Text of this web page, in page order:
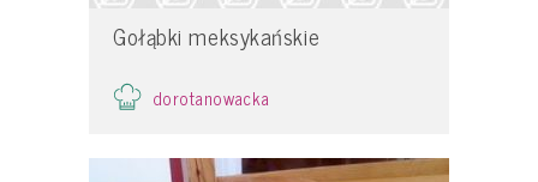
Gołąbki meksykańskie
dorotanowacka